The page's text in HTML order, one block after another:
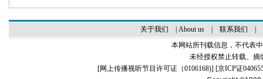
关于我们 About us| 联系我们
本网站所刊载信息，不代表
未经授权禁止转载、摘
[网上传播视听节目许可证（0106168)] [京ICP证